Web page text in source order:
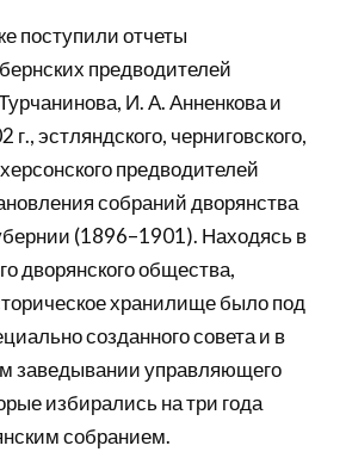
поступили отчеты
предводителей
И. А. Анненкова и
г., эстляндского, черниговского,
предводителей
собраний дворянства
(1896–1901). Находясь в
дворянского общества,
хранилище было под
созданного совета и в
заведывании управляющего
избирались на три года
собранием.